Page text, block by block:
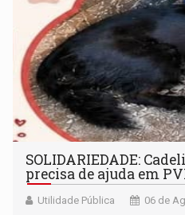
SOLIDARIEDADE:
precisa de ajuda em
Utilidade Pública 06 de